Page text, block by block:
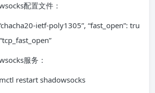
配置文件：
ietf-poly1305”, “fast_open”: tru
服务：
restart shadowsocks